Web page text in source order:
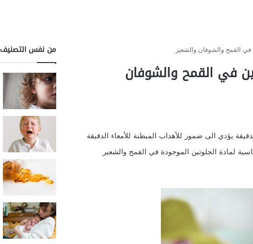
القمح والشوفان والشعير
في القمح والشوفان
يؤدي الى ضمور للأهداب المبطنة للأمعاء الدقيقة
لمادة الجلوتين الموجودة في القمح والشعير
من نفس التصنيف